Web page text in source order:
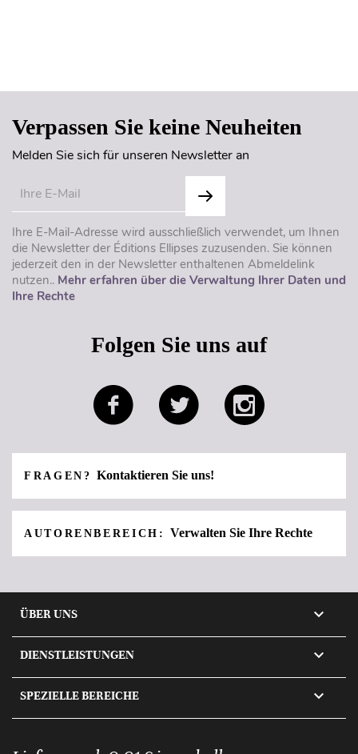
Verpassen Sie keine Neuheiten
Melden Sie sich für unseren Newsletter an
Ihre E-Mail-Adresse wird ausschließlich verwendet, um Ihnen
die Newsletter der Éditions Ellipses zuzusenden. Sie können
jederzeit den in der Newsletter enthaltenen Abmeldelink
nutzen.. Mehr erfahren über die Verwaltung Ihrer Daten und
Ihre Rechte
Folgen Sie uns auf
FRAGEN? Kontaktieren Sie uns!
AUTORENBEREICH: Verwalten Sie Ihre Rechte
ÜBER UNS 
DIENSTLEISTUNGEN 
SPEZIELLE BEREICHE 